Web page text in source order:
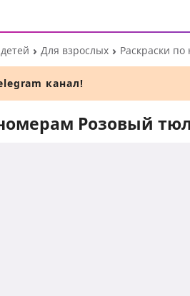
Для взрослых Раскраски
канал!
Розовый